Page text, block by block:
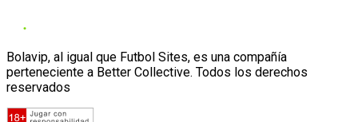
Bolavip, al igual que Futbol Sites, es una compañía
perteneciente a Better Collective. Todos los derechos
reservados